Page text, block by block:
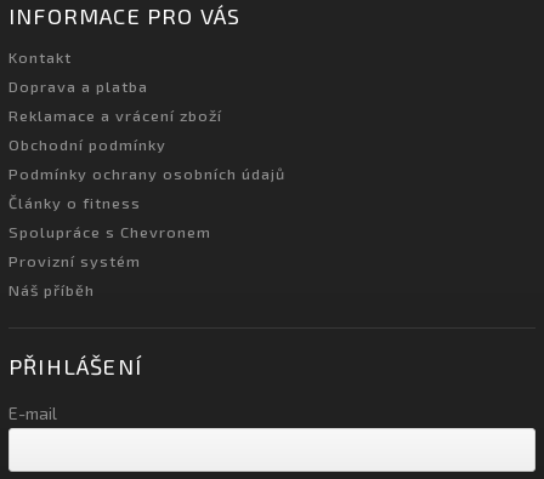
INFORMACE PRO VÁS
Kontakt
Doprava a platba
Reklamace a vrácení zboží
Obchodní podmínky
Podmínky ochrany osobních údajů
Články o fitness
Spolupráce s Chevronem
Provizní systém
Náš příběh
PŘIHLÁŠENÍ
E-mail